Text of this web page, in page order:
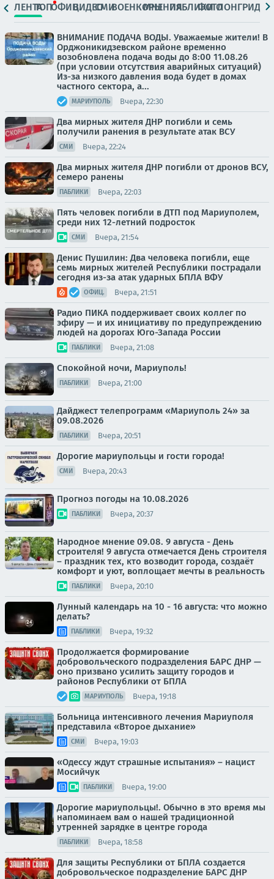
ЛЕНТАТОПОФИЦ.ВИДЕОСМИВОЕНКОРЫМНЕНИЯПАБЛИКИ
ФОТОЛОНГРИДЫ
ВНИМАНИЕ ПОДАЧА ВОДЫ. Уважаемые жители! В
Орджоникидзевском районе временно
возобновлена подача воды до 8:00 11.08.26
(при условии отсутствия аварийных ситуаций)
Из-за низкого давления вода будет в домах
частного сектора, а...
МАРИУПОЛЬ Вчера, 22:30
Два мирных жителя ДНР погибли и семь
получили ранения в результате атак ВСУ
СМИ Вчера, 22:24
Два мирных жителя ДНР погибли от дронов ВСУ,
семеро ранены
ПАБЛИКИ Вчера, 22:03
Пять человек погибли в ДТП под Мариуполем,
среди них 12-летний подросток
СМИ Вчера, 21:54
Денис Пушилин: Два человека погибли, еще
семь мирных жителей Республики пострадали
сегодня из-за атак ударных БПЛА ВФУ
ОФИЦ. Вчера, 21:51
Радио ПИКА поддерживает своих коллег по
эфиру — и их инициативу по предупреждению
людей на дорогах Юго-Запада России
ПАБЛИКИ Вчера, 21:08
Спокойной ночи, Мариуполь!
ПАБЛИКИ Вчера, 21:00
Дайджест телепрограмм «Мариуполь 24» за
09.08.2026
ПАБЛИКИ Вчера, 20:51
Дорогие мариупольцы и гости города!
СМИ Вчера, 20:43
Прогноз погоды на 10.08.2026
ПАБЛИКИ Вчера, 20:37
Народное мнение 09.08. 9 августа - День
строителя! 9 августа отмечается День строителя
– праздник тех, кто возводит города, создаёт
комфорт и уют, воплощает мечты в реальность
ПАБЛИКИ Вчера, 20:10
Лунный календарь на 10 - 16 августа: что можно
делать?
ПАБЛИКИ Вчера, 19:32
Продолжается формирование
добровольческого подразделения БАРС ДНР —
оно призвано усилить защиту городов и
районов Республики от БПЛА
МАРИУПОЛЬ Вчера, 19:18
Больница интенсивного лечения Мариуполя
представила «Второе дыхание»
СМИ Вчера, 19:03
«Одессу ждут страшные испытания» – нацист
Мосийчук
ПАБЛИКИ Вчера, 19:00
Дорогие мариупольцы!. Обычно в это время мы
напоминаем вам о нашей традиционной
утренней зарядке в центре города
ПАБЛИКИ Вчера, 18:58
Для защиты Республики от БПЛА создается
добровольческое подразделение БАРС ДНР